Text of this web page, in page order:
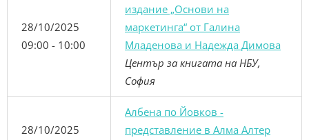
28/10/2025
09:00 - 10:00
издание „Основи на
маркетинга“ от Галина
Младенова и Надежда Димова
Център за книгата на НБУ,
София
28/10/2025
Албена по Йовков -
представление в Алма Алтер